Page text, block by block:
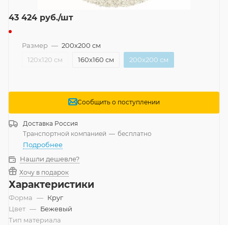
43 424 руб./шт
Размер — 200x200 см
120x120 см
160x160 см 200x200 см
Сообщить о поступлении
Доставка Россия
Транспортной компанией — бесплатно
Подробнее
Нашли дешевле?
Хочу в подарок
Характеристики
Форма — Круг
Цвет — Бежевый
Тип материала